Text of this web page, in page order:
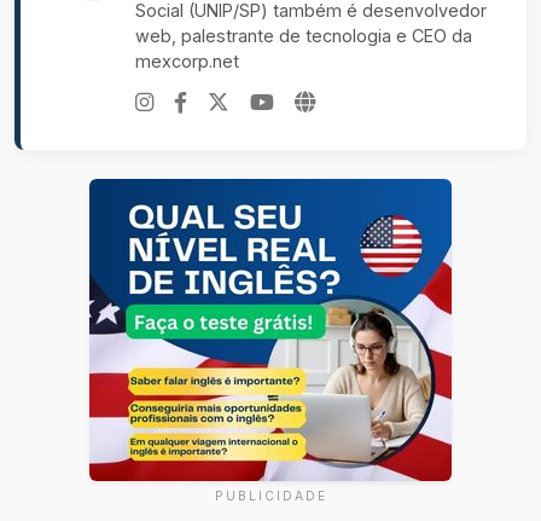
Social (UNIP/SP) também é desenvolvedor
web, palestrante de tecnologia e CEO da
mexcorp.net
PUBLICIDADE